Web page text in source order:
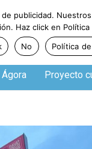
Ágora Proyecto
publicidad.
Haz click en
No Política